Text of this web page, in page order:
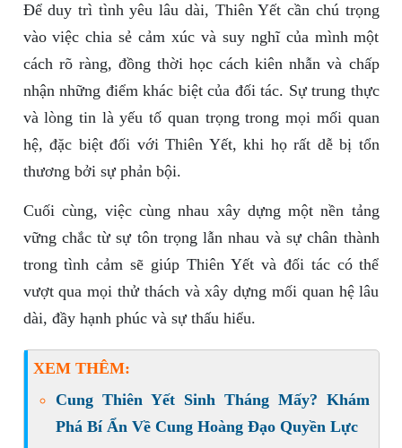
Để duy trì tình yêu lâu dài, Thiên Yết cần chú trọng
vào việc chia sẻ cảm xúc và suy nghĩ của mình một
cách rõ ràng, đồng thời học cách kiên nhẫn và chấp
nhận những điểm khác biệt của đối tác. Sự trung thực
và lòng tin là yếu tố quan trọng trong mọi mối quan
hệ, đặc biệt đối với Thiên Yết, khi họ rất dễ bị tổn
thương bởi sự phản bội.
Cuối cùng, việc cùng nhau xây dựng một nền tảng
vững chắc từ sự tôn trọng lẫn nhau và sự chân thành
trong tình cảm sẽ giúp Thiên Yết và đối tác có thể
vượt qua mọi thử thách và xây dựng mối quan hệ lâu
dài, đầy hạnh phúc và sự thấu hiểu.
XEM THÊM:
Cung Thiên Yết Sinh Tháng Mấy? Khám
Phá Bí Ẩn Về Cung Hoàng Đạo Quyền Lực